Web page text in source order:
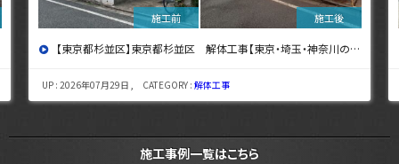
【東京都杉並区】東京都杉並区 解体工事【東京・埼玉・神奈川の解体工事なら東央建設へ】
UP : 2026年07月29日 , CATEGORY :解体工事
施工事例一覧はこちら